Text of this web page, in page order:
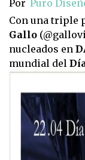
Por Puro
Con una triple
Gallo
nucleados en
mundial del